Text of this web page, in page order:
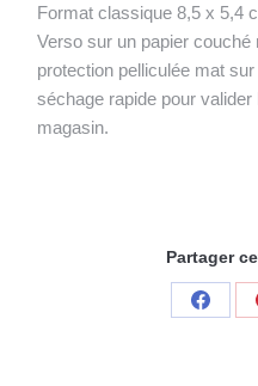
Format classique 8,5 x 5,4
Verso sur un papier
protection pelliculée mat
séchage rapide pour
magasin.
Partager
Share